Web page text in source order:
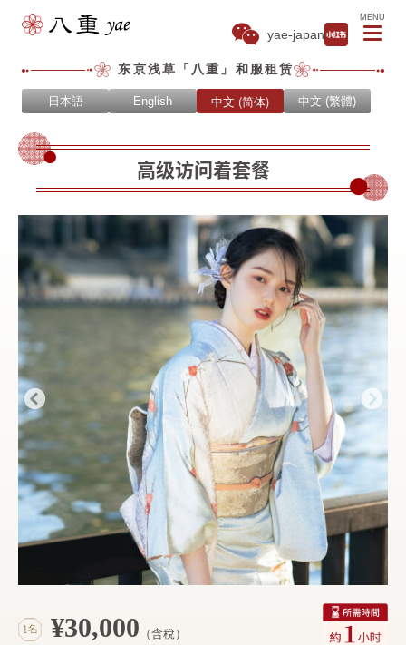
yae-japan
东京浅草「八重」和服租赁
日本語 English 中文 (简体) 中文 (繁體)
MENU
高级访问着套餐
¥30,000 （含稅）